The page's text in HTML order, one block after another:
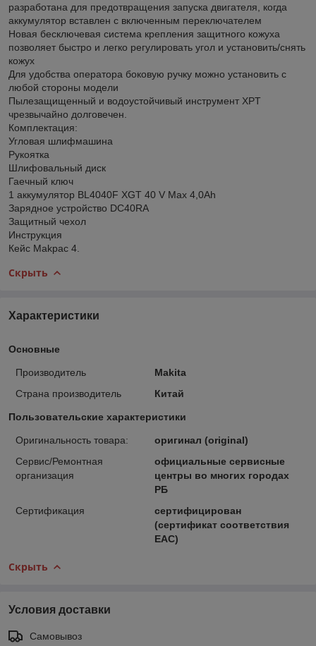
разработана для предотвращения запуска двигателя, когда
аккумулятор вставлен с включенным переключателем
Новая бесключевая система крепления защитного кожуха
позволяет быстро и легко регулировать угол и установить/снять
кожух
Для удобства оператора боковую ручку можно установить с
любой стороны модели
Пылезащищенный и водоустойчивый инструмент XPT
чрезвычайно долговечен.
Комплектация:
Угловая шлифмашина
Рукоятка
Шлифовальный диск
Гаечный ключ
1 аккумулятор BL4040F XGT 40 V Max 4,0Ah
Зарядное устройство DC40RA
Защитный чехол
Инструкция
Кейс Makpac 4.
Скрыть
Характеристики
Основные
Производитель
Makita
Страна производитель
Китай
Пользовательские характеристики
Оригинальность товара:
оригинал (original)
Сервис/Ремонтная
организация
официальные сервисные
центры во многих городах
РБ
Сертификация
сертифицирован
(сертификат соответствия
ЕАС)
Скрыть
Условия доставки
Самовывоз